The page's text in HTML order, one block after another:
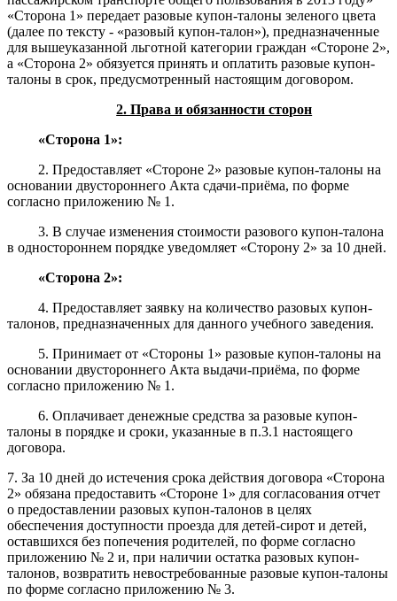
«Сторона 1» передает разовые купон-талоны зеленого цвета
(далее по тексту - «разовый купон-талон»), предназначенные
для вышеуказанной льготной категории граждан «Стороне 2»,
а «Сторона 2» обязуется принять и оплатить разовые купон-
талоны в срок, предусмотренный настоящим договором.
2. Права и обязанности сторон
«Сторона 1»:
2. Предоставляет «Стороне 2» разовые купон-талоны на
основании двустороннего Акта сдачи-приёма, по форме
согласно приложению № 1.
3. В случае изменения стоимости разового купон-талона
в одностороннем порядке уведомляет «Сторону 2» за 10 дней.
«Сторона 2»:
4. Предоставляет заявку на количество разовых купон-
талонов, предназначенных для данного учебного заведения.
5. Принимает от «Стороны 1» разовые купон-талоны на
основании двустороннего Акта выдачи-приёма, по форме
согласно приложению № 1.
6. Оплачивает денежные средства за разовые купон-
талоны в порядке и сроки, указанные в п.3.1 настоящего
договора.
7. За 10 дней до истечения срока действия договора «Сторона
2» обязана предоставить «Стороне 1» для согласования отчет
о предоставлении разовых купон-талонов в целях
обеспечения доступности проезда для детей-сирот и детей,
оставшихся без попечения родителей, по форме согласно
приложению № 2 и, при наличии остатка разовых купон-
талонов, возвратить невостребованные разовые купон-талоны
по форме согласно приложению № 3.